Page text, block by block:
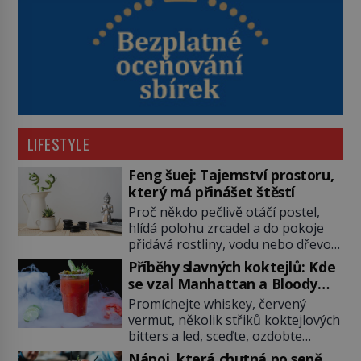
LIFESTYLE
Feng šuej: Tajemství prostoru,
který má přinášet štěstí
Proč někdo pečlivě otáčí postel,
hlídá polohu zrcadel a do pokoje
přidává rostliny, vodu nebo dřevo?
Feng šuej tvrdí, že domov není jen
soubor zdí a nábytku. Je to prostor,
kterým proudí energie čchi a jeho
uspořádání může ovlivňovat, jak se
v něm člověk cítí. Feng šuej má
kořeny ve staré Číně a jeho historie
[…]
Příběhy slavných koktejlů: Kde
se vzal Manhattan a Bloody
Mary?
Promíchejte whiskey, červený
vermut, několik střiků koktejlových
bitters a led, sceďte, ozdobte
koktejlovou třešinkou a tadá…